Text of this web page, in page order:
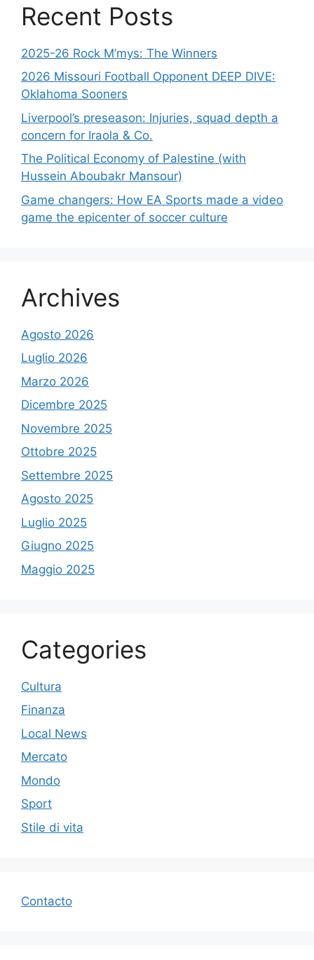
Recent Posts
2025-26 Rock M’mys: The Winners
2026 Missouri Football Opponent DEEP DIVE:
Oklahoma Sooners
Liverpool’s preseason: Injuries, squad depth a
concern for Iraola & Co.
The Political Economy of Palestine (with
Hussein Aboubakr Mansour)
Game changers: How EA Sports made a video
game the epicenter of soccer culture
Archives
Agosto 2026
Luglio 2026
Marzo 2026
Dicembre 2025
Novembre 2025
Ottobre 2025
Settembre 2025
Agosto 2025
Luglio 2025
Giugno 2025
Maggio 2025
Categories
Cultura
Finanza
Local News
Mercato
Mondo
Sport
Stile di vita
Contacto